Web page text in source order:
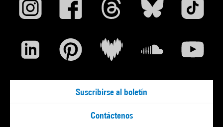
Suscribirse al boletín
Contáctenos